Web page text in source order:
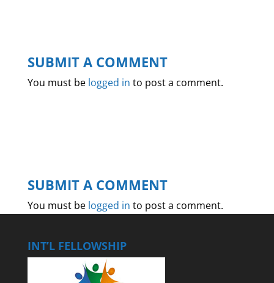
SUBMIT A COMMENT
You must be logged in to post a comment.
SUBMIT A COMMENT
You must be logged in to post a comment.
INT’L FELLOWSHIP